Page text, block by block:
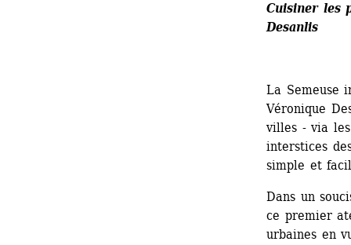
Cuisiner les
Desanlis
La Semeuse
Véronique
villes - via
interstices
simple et
Dans un
ce premier
urbaines en